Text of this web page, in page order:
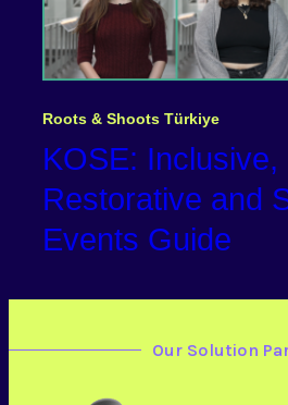
Roots & Shoots Türkiye
KOSE: Inclusive,
Restorative and
Events Guide
Our Solution